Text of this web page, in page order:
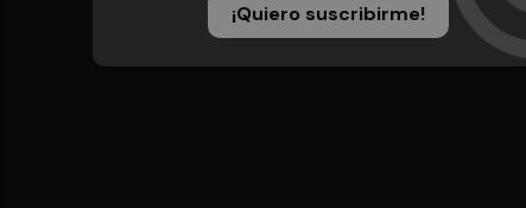
¡Quiero suscribirme!